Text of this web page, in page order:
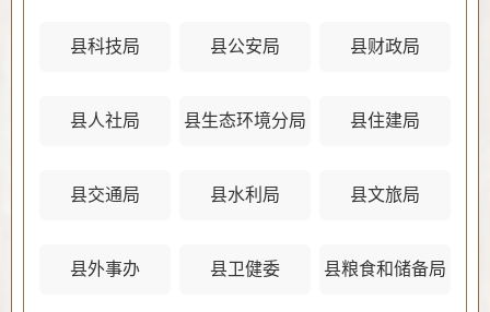
县科技局 县公安局 县财政局
县人社局 县生态环境分局 县住建局
县交通局 县水利局 县文旅局
县外事办 县卫健委 县粮食和储备局